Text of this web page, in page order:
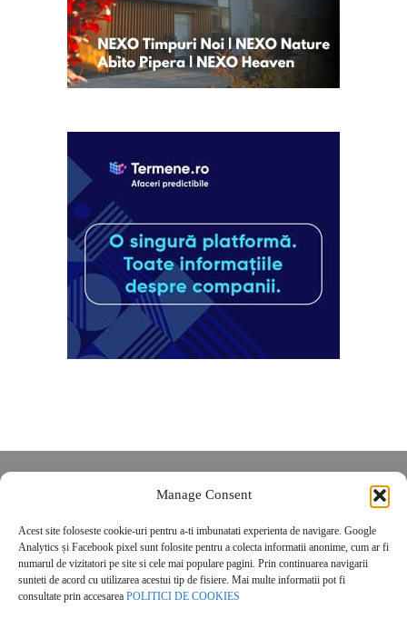
Manage Consent
Acest site foloseste cookie-uri pentru a-ti imbunatati experienta de navigare. Google
Analytics și Facebook pixel sunt folosite pentru a colecta informatii anonime, cum ar fi
numarul de vizitatori pe site si cele mai populare pagini. Prin continuarea navigarii
sunteti de acord cu utilizarea acestui tip de fisiere. Mai multe informatii pot fi
consultate prin accesarea POLITICI DE COOKIES
POLITICĂ DE CONFIDENȚIALITATE
Politica de cookies